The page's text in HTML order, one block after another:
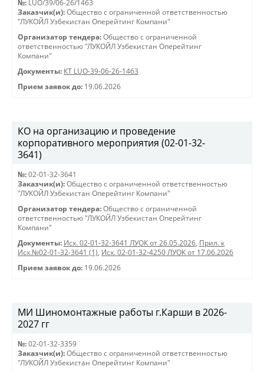
№: LUO/39/06-26/1463
Заказчик(и): Общество с ограниченной ответственностью
"ЛУКОЙЛ Узбекистан Оперейтинг Компани"
Организатор тендера: Общество с ограниченной
ответственностью "ЛУКОЙЛ Узбекистан Оперейтинг
Компани"
Документы: КТ LUO-39-06-26-1463
Прием заявок до: 19.06.2026
КО на организацию и проведение
корпоративного мероприятия (02-01-32-
3641)
№: 02-01-32-3641
Заказчик(и): Общество с ограниченной ответственностью
"ЛУКОЙЛ Узбекистан Оперейтинг Компани"
Организатор тендера: Общество с ограниченной
ответственностью "ЛУКОЙЛ Узбекистан Оперейтинг
Компани"
Документы: Исх. 02-01-32-3641 ЛУОК от 26.05.2026, Прил. к
Исх.№02-01-32-3641 (1), Исх. 02-01-32-4250 ЛУОК от 17.06.2026
Прием заявок до: 19.06.2026
МИ Шиномонтажные работы г.Карши в 2026-
2027 гг
№: 02-01-32-3359
Заказчик(и): Общество с ограниченной ответственностью
"ЛУКОЙЛ Узбекистан Оперейтинг Компани"